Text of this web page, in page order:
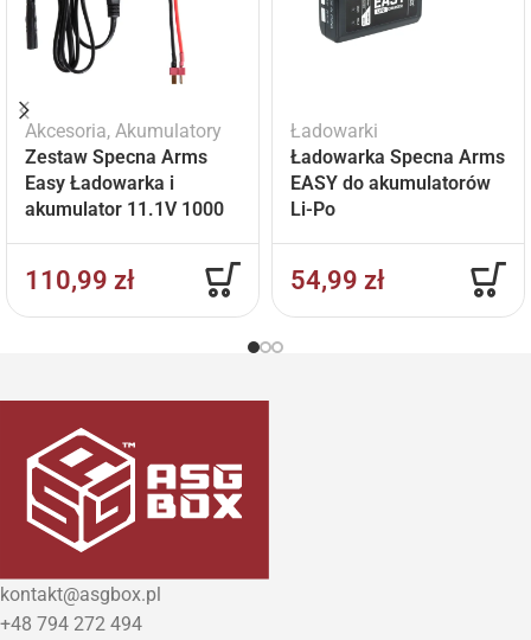
Akcesoria, Akumulatory
Zestaw Specna Arms
Easy Ładowarka i
akumulator 11.1V 1000
110,99 zł
Ładowarki
Ładowarka Specna Arms
EASY do akumulatorów
Li-Po
54,99 zł
kontakt@asgbox.pl
+48 794 272 494